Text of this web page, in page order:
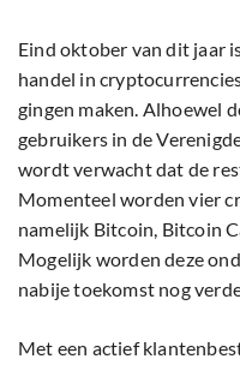
Eind oktober van dit jaar
handel in
gingen maken. Alhoewel
gebruikers in de
wordt verwacht dat de
Momenteel worden vier
namelijk Bitcoin, Bitcoin
Mogelijk worden deze
nabije toekomst nog
Met een actief